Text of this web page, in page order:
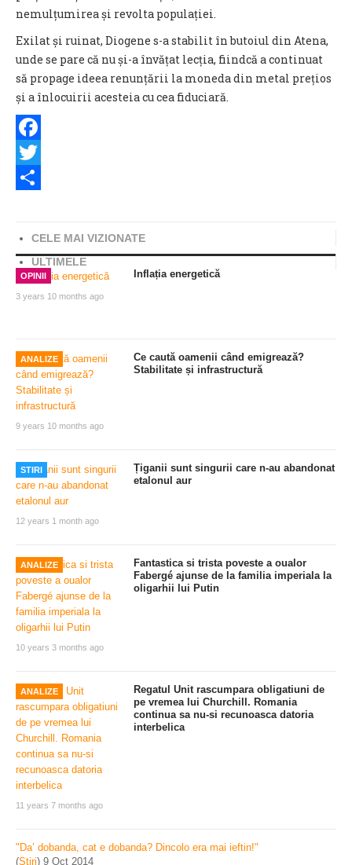
nemulțumirea și revolta populației.
Exilat și ruinat, Diogene s-a stabilit în butoiul din Atena,
unde se pare că nu și-a învățat lecția, fiindcă a continuat
să propage ideea renunțării la moneda din metal prețios
și a înlocuirii acesteia cu cea fiduciară.
Facebook
Twitter
CELE MAI VIZIONATE
ULTIMELE
OPINII
3 years 10 months ago
Inflația energetică
ANALIZE
9 years 10 months ago
Ce caută oamenii când emigrează?
Stabilitate și infrastructură
STIRI
12 years 1 month ago
Țiganii sunt singurii care n-au abandonat
etalonul aur
ANALIZE
10 years 3 months ago
Fantastica si trista poveste a oualor
Fabergé ajunse de la familia imperiala la
oligarhii lui Putin
ANALIZE
11 years 7 months ago
Regatul Unit rascumpara obligatiuni de
pe vremea lui Churchill. Romania
continua sa nu-si recunoasca datoria
interbelica
"Da’ dobanda, cat e dobanda? Dincolo era mai ieftin!"
(Stiri) 9 Oct 2014